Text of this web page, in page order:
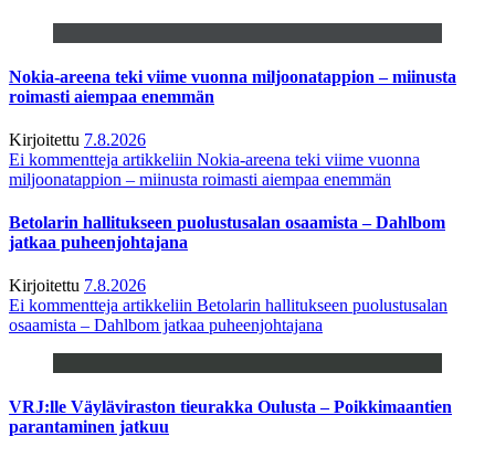
Nokia-areena teki viime vuonna miljoonatappion – miinusta
roimasti aiempaa enemmän
Kirjoitettu 7.8.2026
Ei kommentteja artikkeliin Nokia-areena teki viime vuonna
miljoonatappion – miinusta roimasti aiempaa enemmän
Betolarin hallitukseen puolustusalan osaamista – Dahlbom
jatkaa puheenjohtajana
Kirjoitettu 7.8.2026
Ei kommentteja artikkeliin Betolarin hallitukseen puolustusalan
osaamista – Dahlbom jatkaa puheenjohtajana
VRJ:lle Väyläviraston tieurakka Oulusta – Poikkimaantien
parantaminen jatkuu